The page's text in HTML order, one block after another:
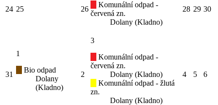
24 25 26
Komunální odpad -
červená zn.
Dolany (Kladno)
28 29 30
31
1
Bio odpad
Dolany
(Kladno)
2
3
Komunální odpad -
červená zn.
Dolany (Kladno)
Komunální odpad - žlutá
zn.
Dolany (Kladno)
4 5 6